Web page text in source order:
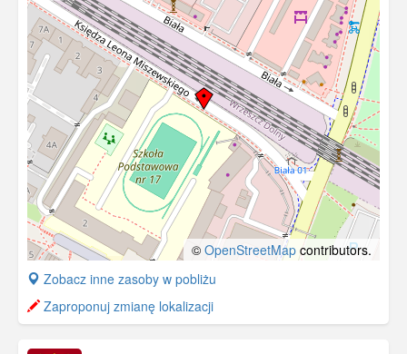
© OpenStreetMap contributors.
+
−
Zobacz inne zasoby w pobliżu
Zaproponuj zmianę lokalizacji